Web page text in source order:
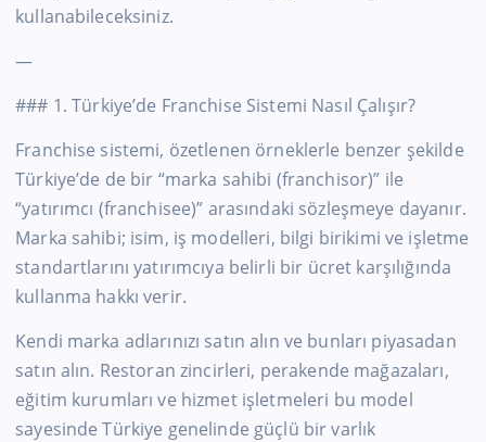
kullanabileceksiniz.
—
### 1.Türkiye’de Franchise Sistemi Nasıl Çalışır?
Franchise sistemi, özetlenen örneklerle benzer şekilde
Türkiye’de de bir “marka sahibi (franchisor)” ile
“yatırımcı (franchisee)” arasındaki sözleşmeye dayanır.
Marka sahibi; isim, iş modelleri, bilgi birikimi ve işletme
standartlarını yatırımcıya belirli bir ücret karşılığında
kullanma hakkı verir.
Kendi marka adlarınızı satın alın ve bunları piyasadan
satın alın. Restoran zincirleri, perakende mağazaları,
eğitim kurumları ve hizmet işletmeleri bu model
sayesinde Türkiye genelinde güçlü bir varlık